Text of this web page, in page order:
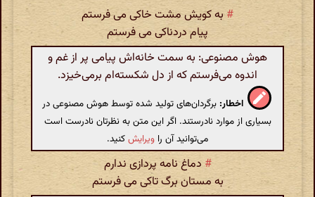
# به کویش مشت خاکی می فرستم
پیام دردناکی می فرستم
هوش مصنوعی: به سمت خانه‌اش پیامی پر از غم و
اندوه می‌فرستم که از دل شکسته‌ام برمی‌خیزد.
اخطار: برگردان‌های تولید شده توسط هوش مصنوعی در
بسیاری از موارد نادرستند. اگر این متن به نظرتان نادرست است
می‌توانید آن را ویرایشکنید.
# دماغ نامه پردازی ندارم
به مستان برگ تاکی می فرستم